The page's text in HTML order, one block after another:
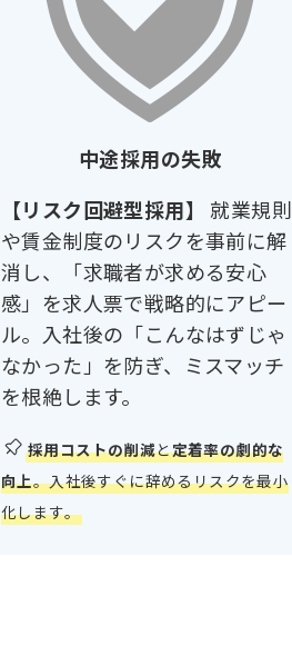
中途採用の失敗
【リスク回避型採用】
就業規則
や賃金制度のリスクを事前に解
消し、「求職者が求める安心
感」を求人票で戦略的にアピー
ル。入社後の「こんなはずじゃ
なかった」を防ぎ、ミスマッチ
を根絶します。
採用コストの削減と定着率の劇的な
向上。入社後すぐに辞めるリスクを最小
化します。